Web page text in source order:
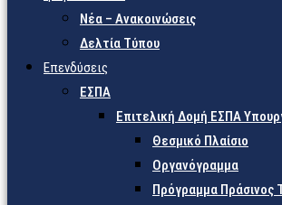
Νέα – Ανακοινώσεις
Δελτία Τύπου
Επενδύσεις
ΕΣΠΑ
Επιτελική Δομή ΕΣΠΑ
Θεσμικό Πλαίσιο
Οργανόγραμμα
Πρόγραμμα Πράσινος